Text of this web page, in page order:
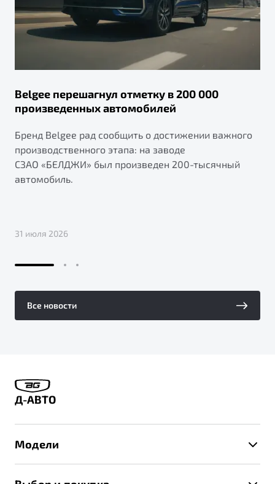
Belgee перешагнул отметку в 200 000
произведенных автомобилей
Бренд Belgee рад сообщить о достижении важного
производственного этапа: на заводе
СЗАО «БЕЛДЖИ» был произведен 200-тысячный
автомобиль.
31 июля 2026
Все новости
Д-АВТО
Модели